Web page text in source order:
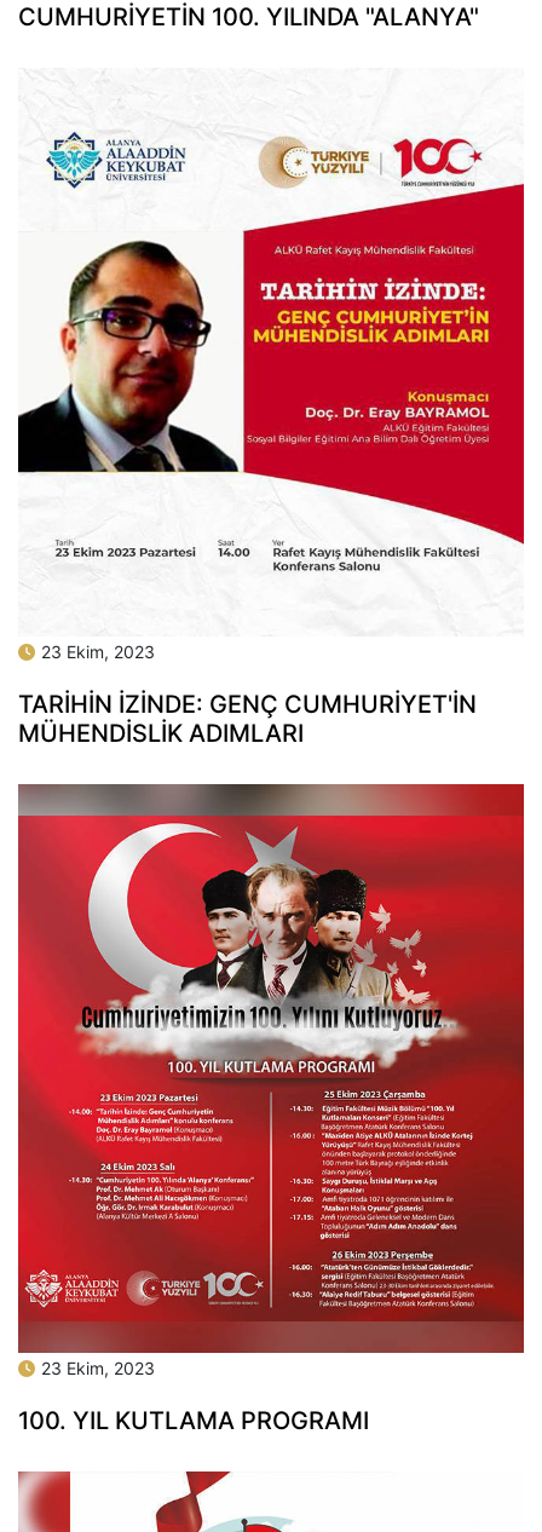
CUMHURİYETİN 100. YILINDA "ALANYA"
23 Ekim, 2023
TARİHİN İZİNDE: GENÇ CUMHURİYET'İN
MÜHENDİSLİK ADIMLARI
23 Ekim, 2023
100. YIL KUTLAMA PROGRAMI